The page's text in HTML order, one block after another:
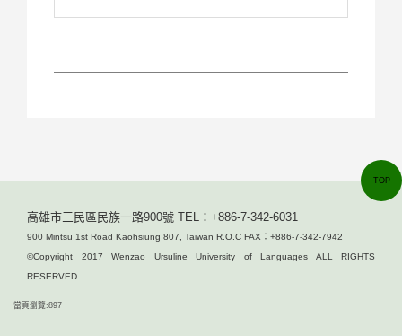
高雄市三民區民族一路900號 TEL：+886-7-342-6031
900 Mintsu 1st Road Kaohsiung 807, Taiwan R.O.C FAX：+886-7-342-7942
©Copyright 2017 Wenzao Ursuline University of Languages ALL RIGHTS
RESERVED
當頁瀏覽:897
TOP